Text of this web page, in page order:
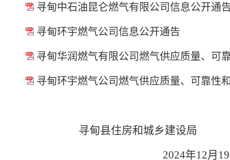
寻甸中石油昆仑燃气有限公司信息公开通
寻甸环宇燃气公司信息公开通告
寻甸华润燃气有限公司燃气供应质量、可
寻甸环宇燃气公司燃气供应质量、可靠性
寻甸县住房和城乡建设局
2024年12月 19